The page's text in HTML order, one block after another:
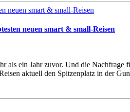
neuen smart & small-Reisen
als ein Jahr zuvor. Und die
aktuell den Spitzenplatz in der